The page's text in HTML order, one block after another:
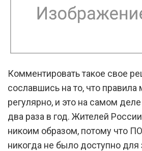
Комментировать такое свое
сославшись на то, что
регулярно, и это на самом
два раза в год. Жителей
никоим образом, потому что
никогда не было доступно для